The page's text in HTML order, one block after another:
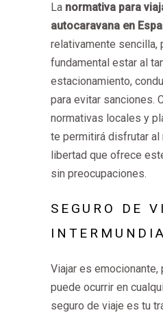
La normativa para
autocaravana en
relativamente sencilla,
fundamental estar al
estacionamiento,
para evitar sanciones.
normativas locales y
te permitirá disfrutar al
libertad que ofrece
sin preocupaciones.
SEGURO DE
Viajar es
puede ocurrir en
seguro de viaje es tu